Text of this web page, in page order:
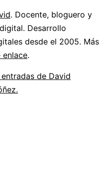
. Docente, bloguero y
Desarrollo
desde el 2005. Más
enlace.
de David